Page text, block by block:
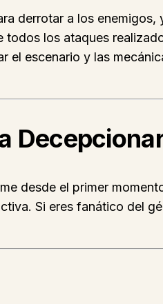
derrotar a los
los ataques
escenario y las
desde el primer
Si eres fanático del